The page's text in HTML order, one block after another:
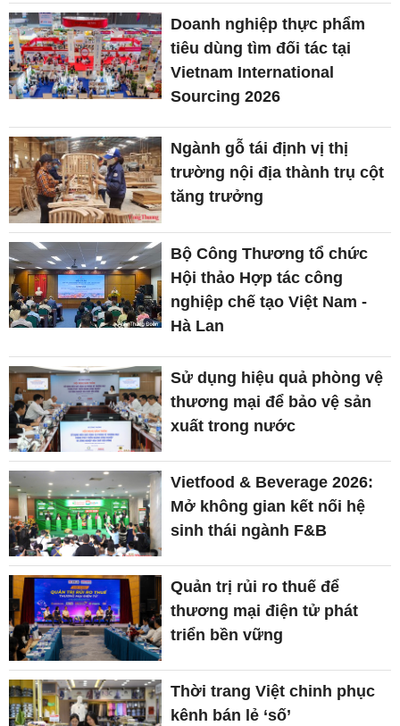
Doanh nghiệp thực phẩm
tiêu dùng tìm đối tác tại
Vietnam International
Sourcing 2026
Ngành gỗ tái định vị thị
trường nội địa thành trụ cột
tăng trưởng
Bộ Công Thương tổ chức
Hội thảo Hợp tác công
nghiệp chế tạo Việt Nam -
Hà Lan
Sử dụng hiệu quả phòng vệ
thương mại để bảo vệ sản
xuất trong nước
Vietfood & Beverage 2026:
Mở không gian kết nối hệ
sinh thái ngành F&B
Quản trị rủi ro thuế để
thương mại điện tử phát
triển bền vững
Thời trang Việt chinh phục
kênh bán lẻ ‘số’